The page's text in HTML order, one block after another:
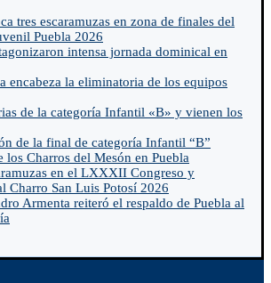
tres escaramuzas en zona de finales del
Puebla 2026
intensa jornada dominical en
encabeza la eliminatoria de los equipos
de la categoría Infantil «B» y vienen los
de la final de categoría Infantil “B”
Charros del Mesón en Puebla
en el LXXXII Congreso y
Charro San Luis Potosí 2026
Armenta reiteró el respaldo de Puebla al